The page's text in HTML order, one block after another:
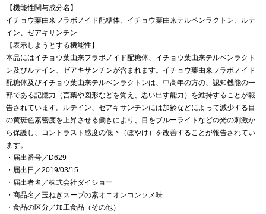
【機能性関与成分名】
イチョウ葉由来フラボノイド配糖体、イチョウ葉由来テルペンラクトン、ルテ
イン、ゼアキサンチン
【表示しようとする機能性】
本品にはイチョウ葉由来フラボノイド配糖体、イチョウ葉由来テルペンラクト
ン及びルテイン、ゼアキサンチンが含まれます。イチョウ葉由来フラボノイド
配糖体及びイチョウ葉由来テルペンラクトンは、中高年の方の、認知機能の一
部である記憶力（言葉や図形などを覚え、思い出す能力）を維持することが報
告されています。ルテイン、ゼアキサンチンには加齢などによって減少する目
の黄斑色素密度を上昇させる働きにより、目をブルーライトなどの光の刺激か
ら保護し、コントラスト感度の低下（ぼやけ）を改善することが報告されてい
ます。
・届出番号／D629
・届出日／2019/03/15
・届出者名／株式会社ダイショー
・商品名／玉ねぎスープの素オニオンコンソメ味
・食品の区分／加工食品（その他）